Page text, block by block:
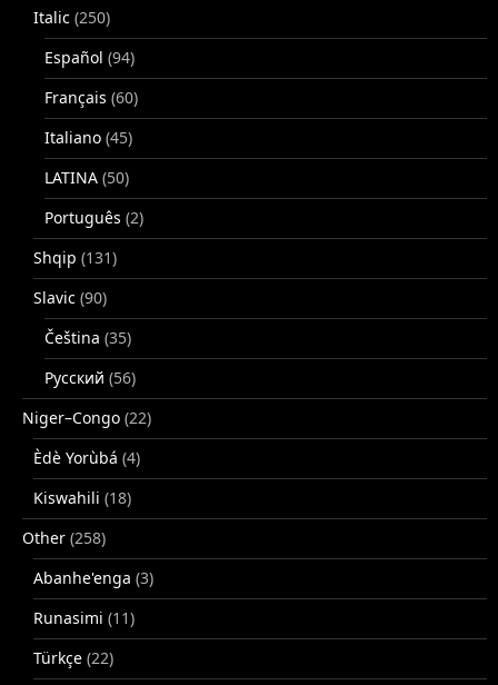
Italic (250)
Español (94)
Français (60)
Italiano (45)
LATINA (50)
Português (2)
Shqip (131)
Slavic (90)
Čeština (35)
Русский (56)
Niger–Congo (22)
Èdè Yorùbá (4)
Kiswahili (18)
Other (258)
Abanhe'enga (3)
Runasimi (11)
Türkçe (22)